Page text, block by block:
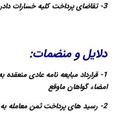
3- تقاضای پرداخت کلیه خسارات دادرسی.
دلایل و منضمات:
1- قرارداد مبایعه نامه عادی
امضاء گواهان ماوقع
2- رسید های پرداخت ثمن معامله به شماره های ………………،